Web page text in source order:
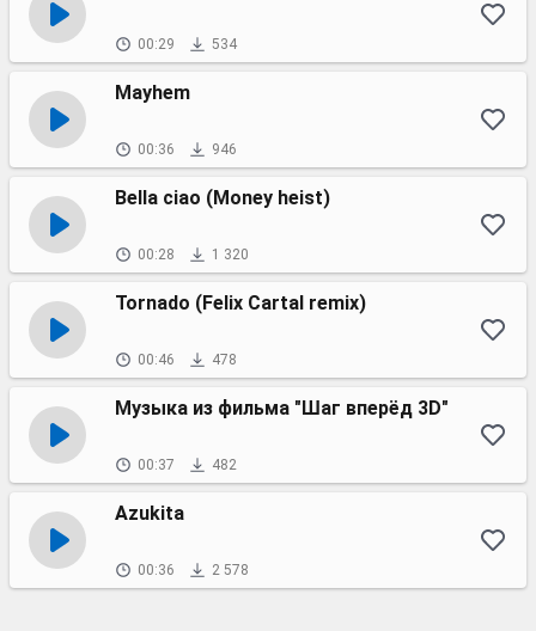
00:29 534
Mayhem
00:36 946
Bella ciao (Money heist)
00:28 1 320
Tornado (Felix Cartal remix)
00:46 478
Музыка из фильма "Шаг вперёд 3D"
00:37 482
Azukita
00:36 2 578